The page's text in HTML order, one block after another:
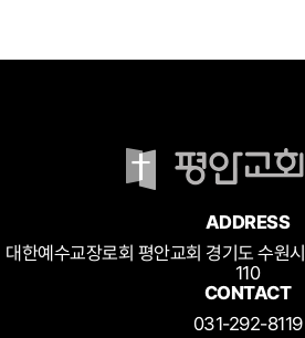
ADDRESS
대한예수교장로회 평안교회 경기도 수원
110
CONTACT
031-292-8119